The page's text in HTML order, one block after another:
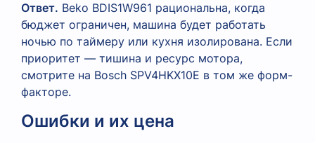
Ответ. Beko BDIS1W961 рациональна, когда
бюджет ограничен, машина будет работать
ночью по таймеру или кухня изолирована. Если
приоритет — тишина и ресурс мотора,
смотрите на Bosch SPV4HKX10E в том же форм-
факторе.
Ошибки и их цена